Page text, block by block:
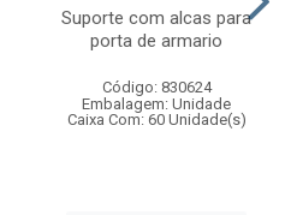
Suporte com alcas para
porta de armario
Código: 830624
Embalagem: Unidade
Caixa Com: 60 Unidade(s)